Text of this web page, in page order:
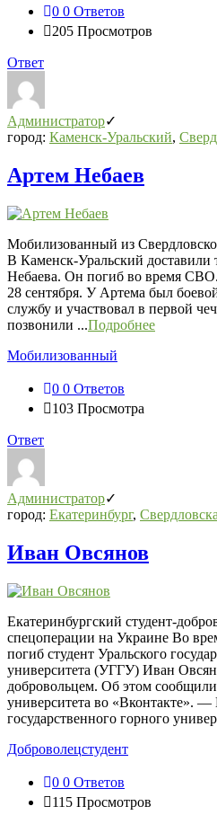
0 0 Ответов
205 Просмотров
Ответ
Администратор
город: Каменск-Уральский,
Артем Небаев
Мобилизованный из
В Каменск-Уральский доставили
Небаева. Он погиб во время
28 сентября. У Артема был
службу и участвовал в первой
позвонили ...Подробнее
Мобилизованный
0 0 Ответов
103 Просмотра
Ответ
Администратор
город: Екатеринбург,
Иван Овсянов
Екатеринбургский студент-
спецоперации на Украине Во
погиб студент Уральского
университета (УГГУ) Иван
добровольцем. Об этом
университета во «Вконтакте». —
государственного горного
Доброволецстудент
0 0 Ответов
115 Просмотров